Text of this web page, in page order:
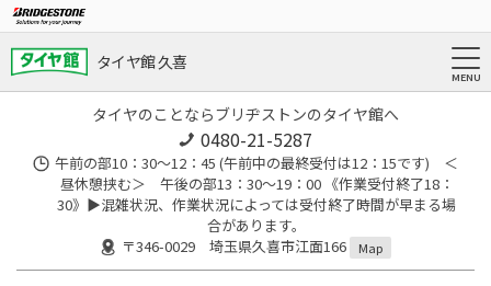
タイヤ館 久喜
タイヤのことならブリヂストンのタイヤ館へ
0480-21-5287
午前の部10：30～12：45 (午前中の最終受付は12：15です) ＜
昼休憩挟む＞ 午後の部13：30～19：00 《作業受付終了18：
30》▶︎混雑状況、作業状況によっては受付終了時間が早まる場
合があります。
〒346-0029 埼玉県久喜市江面166
Map